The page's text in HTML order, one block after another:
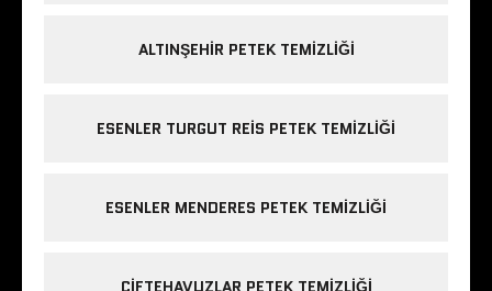
ALTINŞEHIR PETEK TEMIZLIĞI
ESENLER TURGUT REIS PETEK TEMIZLIĞI
ESENLER MENDERES PETEK TEMIZLIĞI
ÇIFTEHAVUZLAR PETEK TEMIZLIĞI